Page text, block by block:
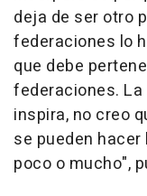
deja de ser otro
federaciones lo
que debe
federaciones.
inspira, no creo
se pueden
poco o mucho",